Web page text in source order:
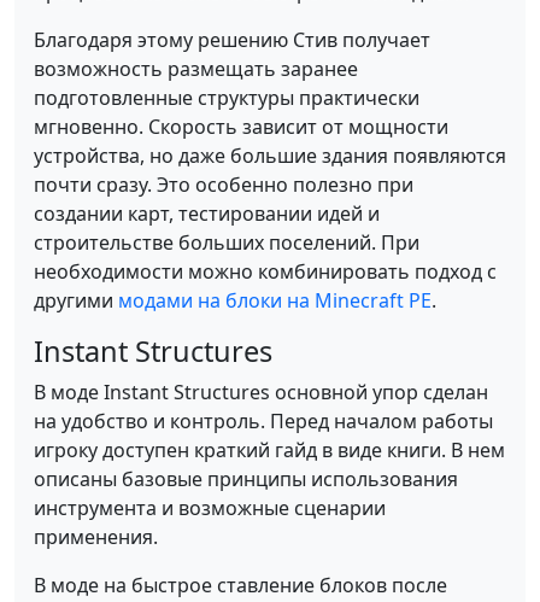
Благодаря этому решению Стив получает
возможность размещать заранее
подготовленные структуры практически
мгновенно. Скорость зависит от мощности
устройства, но даже большие здания появляются
почти сразу. Это особенно полезно при
создании карт, тестировании идей и
строительстве больших поселений. При
необходимости можно комбинировать подход с
другими модами на блоки на Minecraft PE.
Instant Structures
В моде Instant Structures основной упор сделан
на удобство и контроль. Перед началом работы
игроку доступен краткий гайд в виде книги. В нем
описаны базовые принципы использования
инструмента и возможные сценарии
применения.
В моде на быстрое ставление блоков после